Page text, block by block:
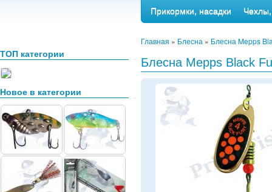
Прикормки, насадки
ТОП категории
Новое в категории
Главная » Блесна » Блесна Mepps
Блесна Mepps Black